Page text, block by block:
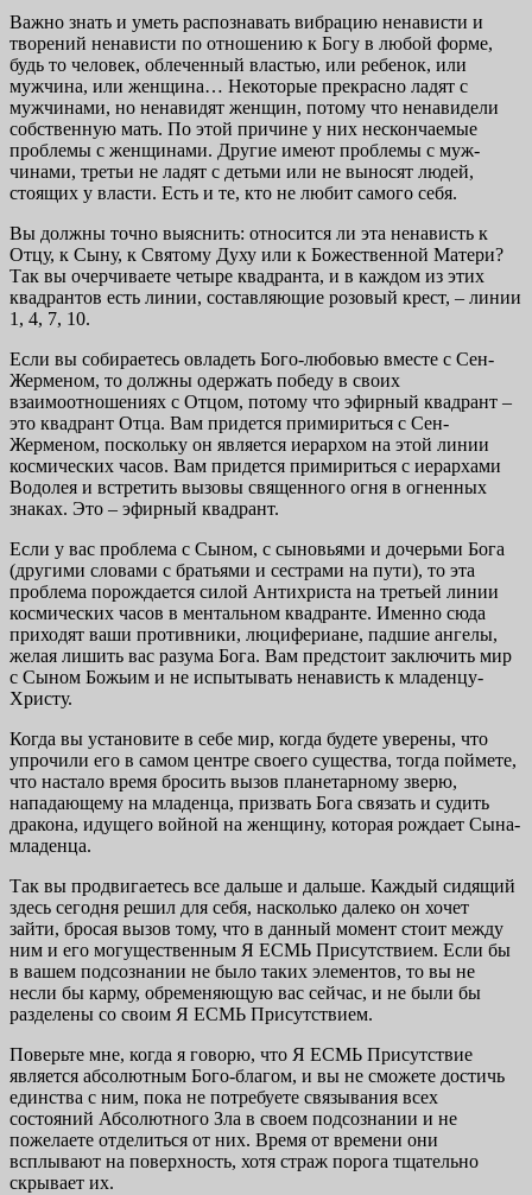
Важно знать и уметь распознавать вибрацию ненависти и
творений ненависти по отношению к Богу в любой фор­ме,
будь то человек, облеченный властью, или ребенок, или
мужчина, или женщина… Некоторые прекрасно ладят с
мужчинами, но ненавидят женщин, потому что ненавидели
собственную мать. По этой причине у них нескончаемые
проблемы с женщинами. Другие имеют проблемы с муж­
чинами, третьи не ладят с детьми или не выносят людей,
стоящих у власти. Есть и те, кто не любит самого себя.
Вы должны точно выяснить: относится ли эта нена­висть к
Отцу, к Сыну, к Святому Духу или к Божественной Матери?
Так вы очерчиваете четыре квадранта, и в каждом из этих
квадрантов есть линии, составляющие розовый крест, – линии
1, 4, 7, 10.
Если вы собираетесь овладеть Бого-любовью вместе с Сен-
Жерменом, то должны одержать победу в своих
взаимоотношениях с Отцом, потому что эфирный ква­дрант –
это квадрант Отца. Вам придется примириться с Сен-
Жерменом, поскольку он является иерархом на этой линии
космических часов. Вам придется примириться с иерархами
Водолея и встретить вызовы священного огня в огненных
знаках. Это – эфирный квадрант.
Если у вас проблема с Сыном, с сыновьями и дочерьми Бога
(другими словами с братьями и сестрами на пути), то эта
проблема порождается силой Антихриста на третьей линии
космических часов в ментальном квадранте. Имен­но сюда
приходят ваши противники, люцифериане, пад­шие ангелы,
желая лишить вас разума Бога. Вам предстоит заключить мир
с Сыном Божьим и не испытывать нена­висть к младенцу-
Христу.
Когда вы установите в себе мир, когда будете уверены, что
упрочили его в самом центре своего существа, тогда поймете,
что настало время бросить вызов планетарному зверю,
нападающему на младенца, призвать Бога связать и судить
дракона, идущего войной на женщину, которая рождает Сына-
младенца.
Так вы продвигаетесь все дальше и дальше. Каждый си­дящий
здесь сегодня решил для себя, насколько далеко он хочет
зайти, бросая вызов тому, что в данный момент стоит между
ним и его могущественным Я ЕСМЬ Присутствием. Если бы
в вашем подсознании не было таких элементов, то вы не
несли бы карму, обременяющую вас сейчас, и не были бы
разделены со своим Я ЕСМЬ Присутствием.
Поверьте мне, когда я говорю, что Я ЕСМЬ Присут­ствие
является абсолютным Бого-благом, и вы не сможете достичь
единства с ним, пока не потребуете связывания всех
состояний Абсолютного Зла в своем подсознании и не
пожелаете отделиться от них. Время от времени они
всплывают на поверхность, хотя страж порога тщательно
скрывает их.